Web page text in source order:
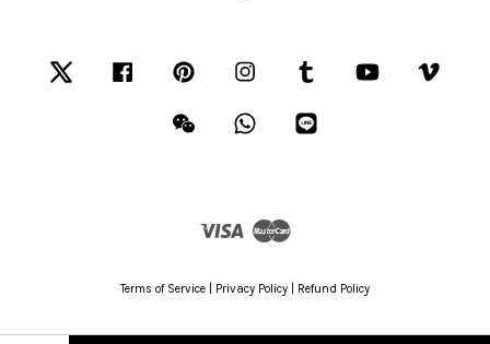
Facebook Pinterest Instagram Tumblr YouTube
Wechat Whatsapp
Visa
Terms of Service Privacy Policy Refund Policy